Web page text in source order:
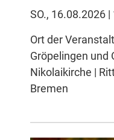
SO., 16.08.2026 |
Ort der
Gröpelingen und
Nikolaikirche |
Bremen